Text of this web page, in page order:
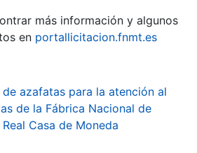
más información y algunos
en portallicitacion.fnmt.es
azafatas para la atención al
de la Fábrica Nacional de
Casa de Moneda